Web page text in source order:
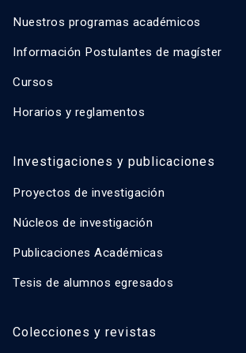
Nuestros programas académicos
Información Postulantes de magíster
Cursos
Horarios y reglamentos
Investigaciones y publicaciones
Proyectos de investigación
Núcleos de investigación
Publicaciones Académicas
Tesis de alumnos egresados
Colecciones y revistas